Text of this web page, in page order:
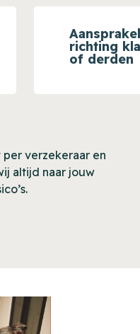
richting
of derden
verzekeraar en
altijd naar jouw